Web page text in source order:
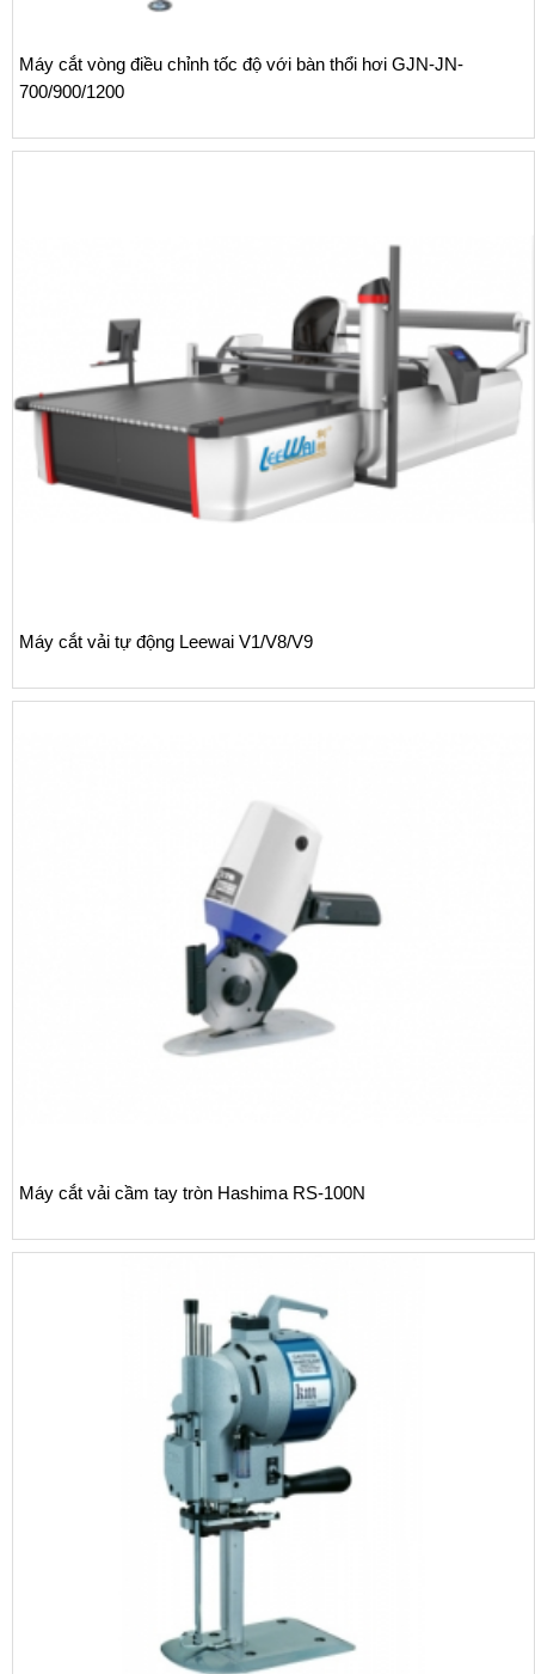
Máy cắt vòng điều chỉnh tốc độ với bàn thổi hơi GJN-JN-
700/900/1200
Máy cắt vải tự động Leewai V1/V8/V9
Máy cắt vải cầm tay tròn Hashima RS-100N